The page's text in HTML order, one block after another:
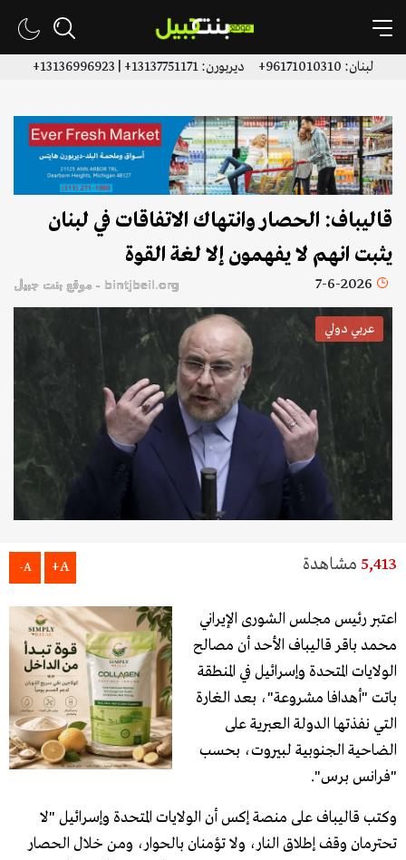
لبنان: 96171010310+ ديربورن: 13137751171+ | 13136996923+
قاليباف: الحصار وانتهاك الاتفاقات في لبنان
يثبت انهم لا يفهمون إلا لغة القوة
7-6-2026 bintjbeil.org - موقع بنت جبيل
عربي دولي
5,413 مشاهدة A+
A-
اعتبر رئيس مجلس الشورى الإيراني
محمد باقر قاليباف الأحد أن مصالح
الولايات المتحدة وإسرائيل في المنطقة
باتت "أهدافا مشروعة"، بعد الغارة
التي نفذتها الدولة العبرية على
الضاحية الجنوبية لبيروت، بحسب
"فرانس برس".
وكتب قاليباف على منصة إكس أن الولايات المتحدة وإسرائيل "لا
تحترمان وقف إطلاق النار، ولا تؤمنان بالحوار، ومن خلال الحصار